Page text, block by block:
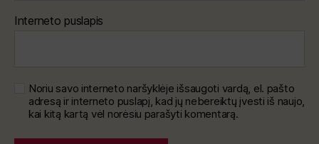
Interneto puslapis
Noriu savo interneto naršyklėje išsaugoti vardą, el. pašto
adresą ir interneto puslapį, kad jų nebereiktų įvesti iš naujo,
kai kitą kartą vėl norėsiu parašyti komentarą.